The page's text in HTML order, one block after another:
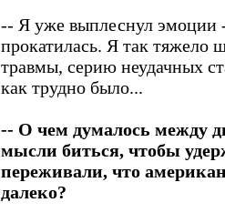
-- Я уже выплеснул эмоции
прокатилась. Я так тяжело
травмы, серию неудачных
как трудно было...
-- О чем думалось между
мысли биться, чтобы
переживали, что
далеко?